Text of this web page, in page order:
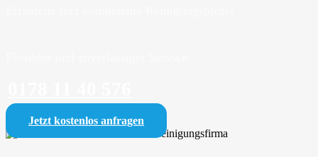
Jetzt kostenlos anfragen